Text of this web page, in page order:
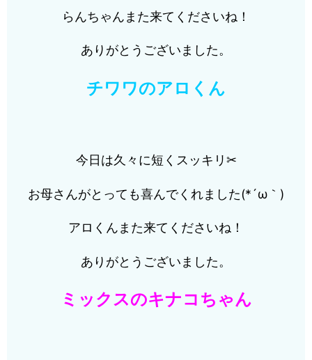
らんちゃんまた来てくださいね！
ありがとうございました。
チワワのアロくん
今日は久々に短くスッキリ✂
お母さんがとっても喜んでくれました(*´ω｀)
アロくんまた来てくださいね！
ありがとうございました。
ミックスのキナコちゃん